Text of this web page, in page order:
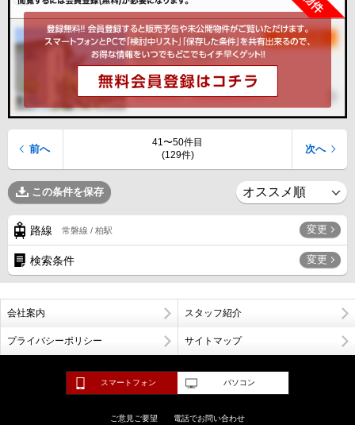
41〜50件目
(129件)
前へ 次へ
この条件を保存
路線 常磐線 / 柏駅 変更
検索条件 変更
会社案内 スタッフ紹介
プライバシーポリシー サイトマップ
スマートフォン パソコン
ご意見ご要望 電話でお問い合わせ